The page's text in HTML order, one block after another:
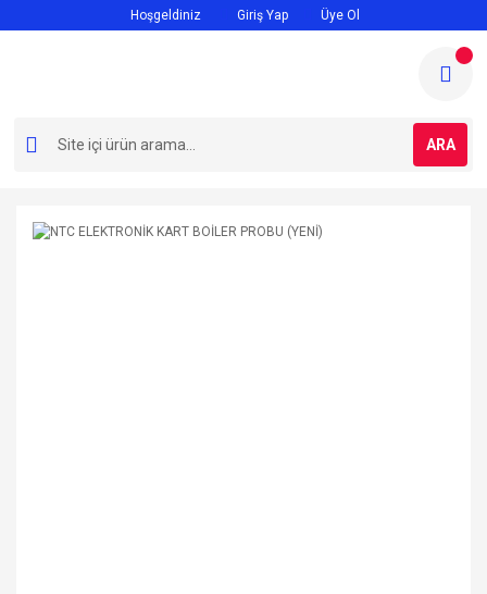
Hoşgeldiniz Giriş Yap Üye Ol
ARA